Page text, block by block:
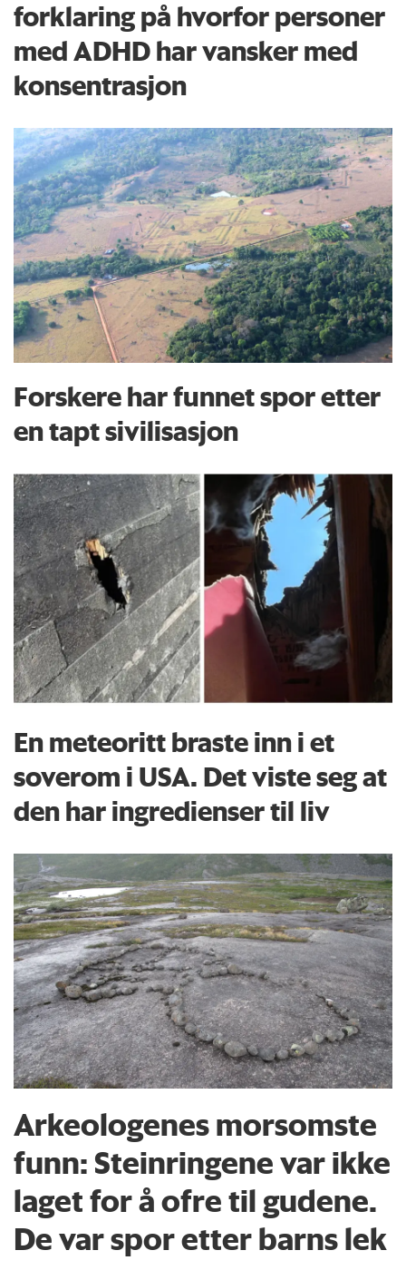
forklaring på hvorfor personer
med ADHD har vansker med
konsentrasjon
Forskere har funnet spor etter
en tapt sivilisasjon
En meteoritt braste inn i et
soverom i USA. Det viste seg at
den har ingredienser til liv
Arkeologenes morsomste
funn: Steinringene var ikke
laget for å ofre til gudene.
De var spor etter barns lek